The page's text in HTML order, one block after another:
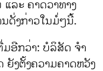
ລະ ຄາດວ່າທາງ
ດັ່ງກ່າວໃນມໍ່ໆນີ້.
ອີກວ່າ: ບໍລິສັດ ຈໍາ
ຍັງຕັ້ງຄວາມຄາດຫວັງ